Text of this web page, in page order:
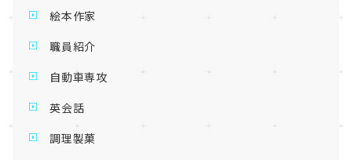
絵本作家
職員紹介
自動車専攻
英会話
調理製菓